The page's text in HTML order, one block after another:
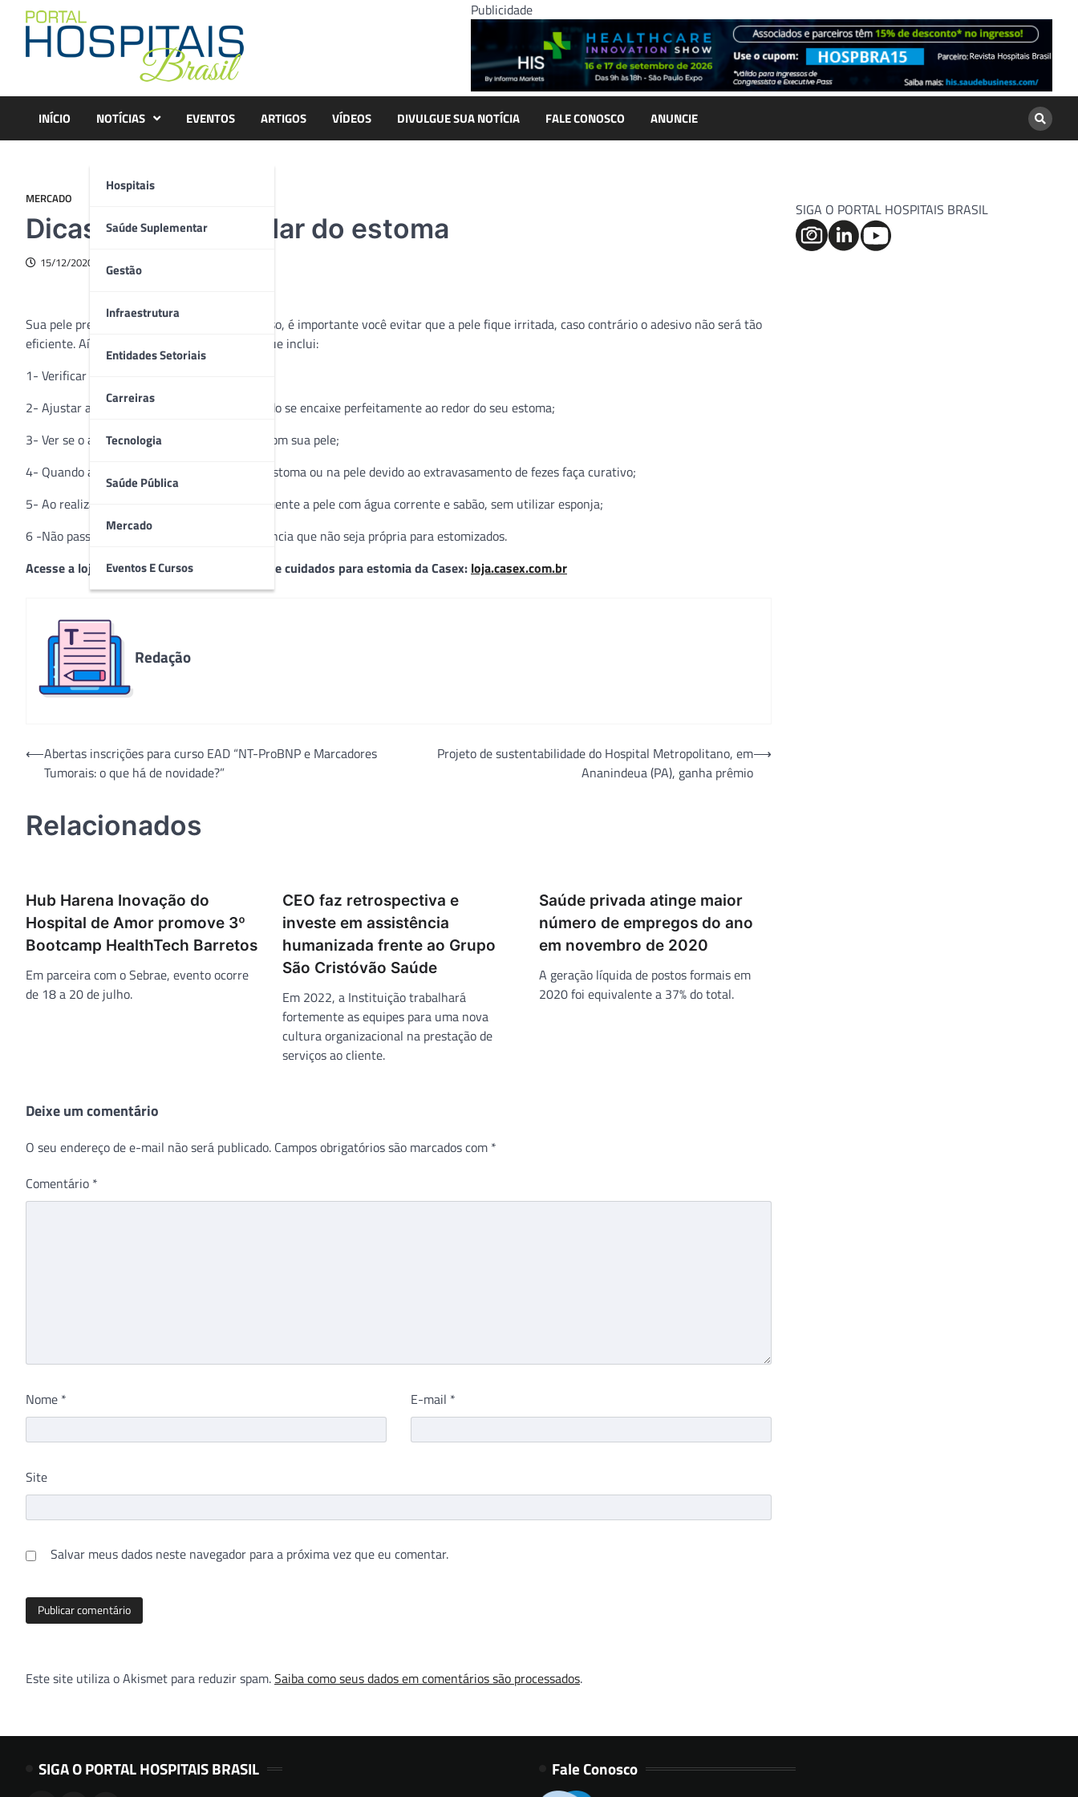
content
Publicidade
INÍCIO NOTÍCIAS
Hospitais
Saúde Suplementar
Gestão
Infraestrutura
Entidades Setoriais
Carreiras
Tecnologia
Saúde Pública
Mercado
Eventos E Cursos
EVENTOS ARTIGOS VÍDEOS DIVULGUE SUA NOTÍCIA FALE CONOSCO ANUNCIE
MERCADO
Dicas de como cuidar do estoma
15/12/2020
Sua pele precisa permanecer saudável. Por isso, é importante você evitar que a pele fique irritada, caso contrário o adesivo não será tão
eficiente. Aí você deverá adotar uma rotina que inclui:
1- Verificar se sua pele está limpa e seca;
2- Ajustar a abertura no adesivo para que tudo se encaixe perfeitamente ao redor do seu estoma;
3- Ver se o adesivo entrou em total contato com sua pele;
4- Quando apresentar assadura ao redor do estoma ou na pele devido ao extravasamento de fezes faça curativo;
5- Ao realizar a troca da placa, lave delicadamente a pele com água corrente e sabão, sem utilizar esponja;
6 -Não passe álcool, colônias ou outra substância que não seja própria para estomizados.
Acesse a loja virtual e conheça toda a linha de cuidados para estomia da Casex: loja.casex.com.br
Redação
Navegação
⟵Abertas inscrições para curso EAD “NT-ProBNP e Marcadores
Tumorais: o que há de novidade?”
Projeto de sustentabilidade do Hospital Metropolitano, em
Ananindeua (PA), ganha prêmio
⟶
Relacionados
Hub Harena Inovação do
Hospital de Amor promove 3º
Bootcamp HealthTech Barretos
Em parceira com o Sebrae, evento ocorre
de 18 a 20 de julho.
CEO faz retrospectiva e
investe em assistência
humanizada frente ao Grupo
São Cristóvão Saúde
Em 2022, a Instituição trabalhará
fortemente as equipes para uma nova
cultura organizacional na prestação de
serviços ao cliente.
Saúde privada atinge maior
número de empregos do ano
em novembro de 2020
A geração líquida de postos formais em
2020 foi equivalente a 37% do total.
Deixe um comentário
O seu endereço de e-mail não será publicado. Campos obrigatórios são marcados com *
Comentário *
Nome * E-mail *
Site
Salvar meus dados neste navegador para a próxima vez que eu comentar.
Este site utiliza o Akismet para reduzir spam.Saiba como seus dados em comentários são processados.
SIGA O PORTAL HOSPITAIS BRASIL
SIGA O PORTAL HOSPITAIS BRASIL Fale Conosco